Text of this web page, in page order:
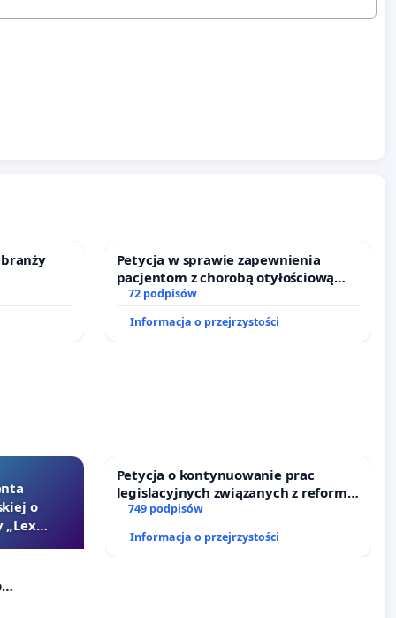
Petycja w sprawie zapewnienia
pacjentom z chorobą otyłościową
dostępu do kompleksowego leczenia
72 podpisów
Informacja o przejrzystości
o
„Lex
Petycja o kontynuowanie prac
legislacyjnych związanych z reformą
prawa rodzinnego
749 podpisów
Informacja o przejrzystości